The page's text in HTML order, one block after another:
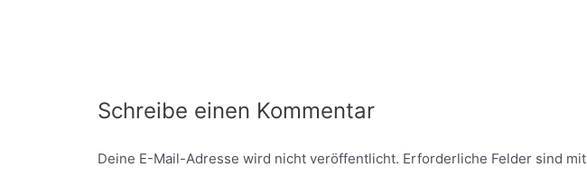
Schreibe einen Kommentar
Deine E-Mail-Adresse wird nicht veröffentlicht. Erforderliche Felder sind mit